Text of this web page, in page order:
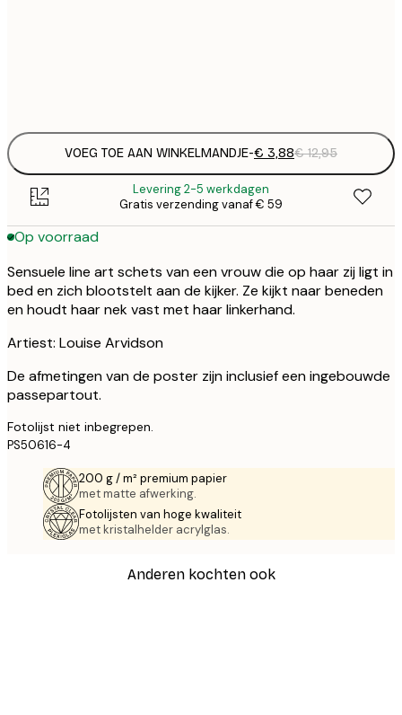
VOEG TOE AAN WINKELMANDJE-€ 3,88€ 12,95
Levering 2-5 werkdagen
Gratis verzending vanaf € 59
Op voorraad
Sensuele line art schets van een vrouw die op haar zij ligt in
bed en zich blootstelt aan de kijker. Ze kijkt naar beneden
en houdt haar nek vast met haar linkerhand.
Artiest: Louise Arvidson
De afmetingen van de poster zijn inclusief een ingebouwde
passepartout.
Fotolijst niet inbegrepen.
PS50616-4
200 g / m² premium papier
met matte afwerking.
Fotolijsten van hoge kwaliteit
met kristalhelder acrylglas.
Anderen kochten ook